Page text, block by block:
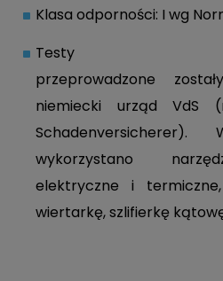
Klasa odporności: I wg
Testy
przeprowadzone
niemiecki urząd VdS
wykorzystano
elektryczne i
wiertarkę, szlifierkę